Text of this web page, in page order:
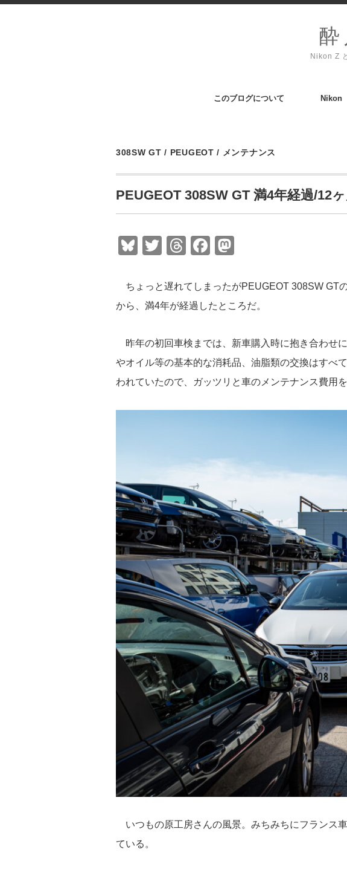
Nikon Z
このブログについて Nikon
308SW GT / PEUGEOT / メンテナンス
PEUGEOT 308SW GT 満4年経過/12
Bl
e
sk
T
tt
er
T
e
a
s
F
c
e
o
o
k
st
o
o
n
ちょっと遅れてしまったがPEUGEOT 308SW GT
から、満4年が経過したところだ。
昨年の初回車検までは、新車購入時に抱き合わせ
やオイル等の基本的な消耗品、油脂類の交換はすべ
われていたので、ガッツリと車のメンテナンス費用
いつもの原工房さんの風景。みちみちにフランス
ている。